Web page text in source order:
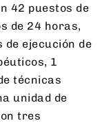
42 puestos de
de 24 horas,
de ejecución de
1
técnicas
unidad de
tres